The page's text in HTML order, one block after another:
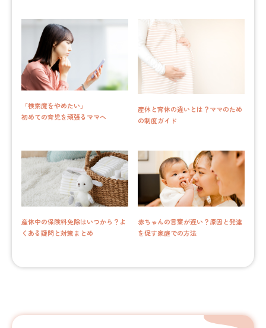
「検索魔をやめたい」
初めての育児を頑張るママへ
産休と育休の違いとは？ママのため
の制度ガイド
産休中の保険料免除はいつから？よ
くある疑問と対策まとめ
赤ちゃんの言葉が遅い？原因と発達
を促す家庭での方法